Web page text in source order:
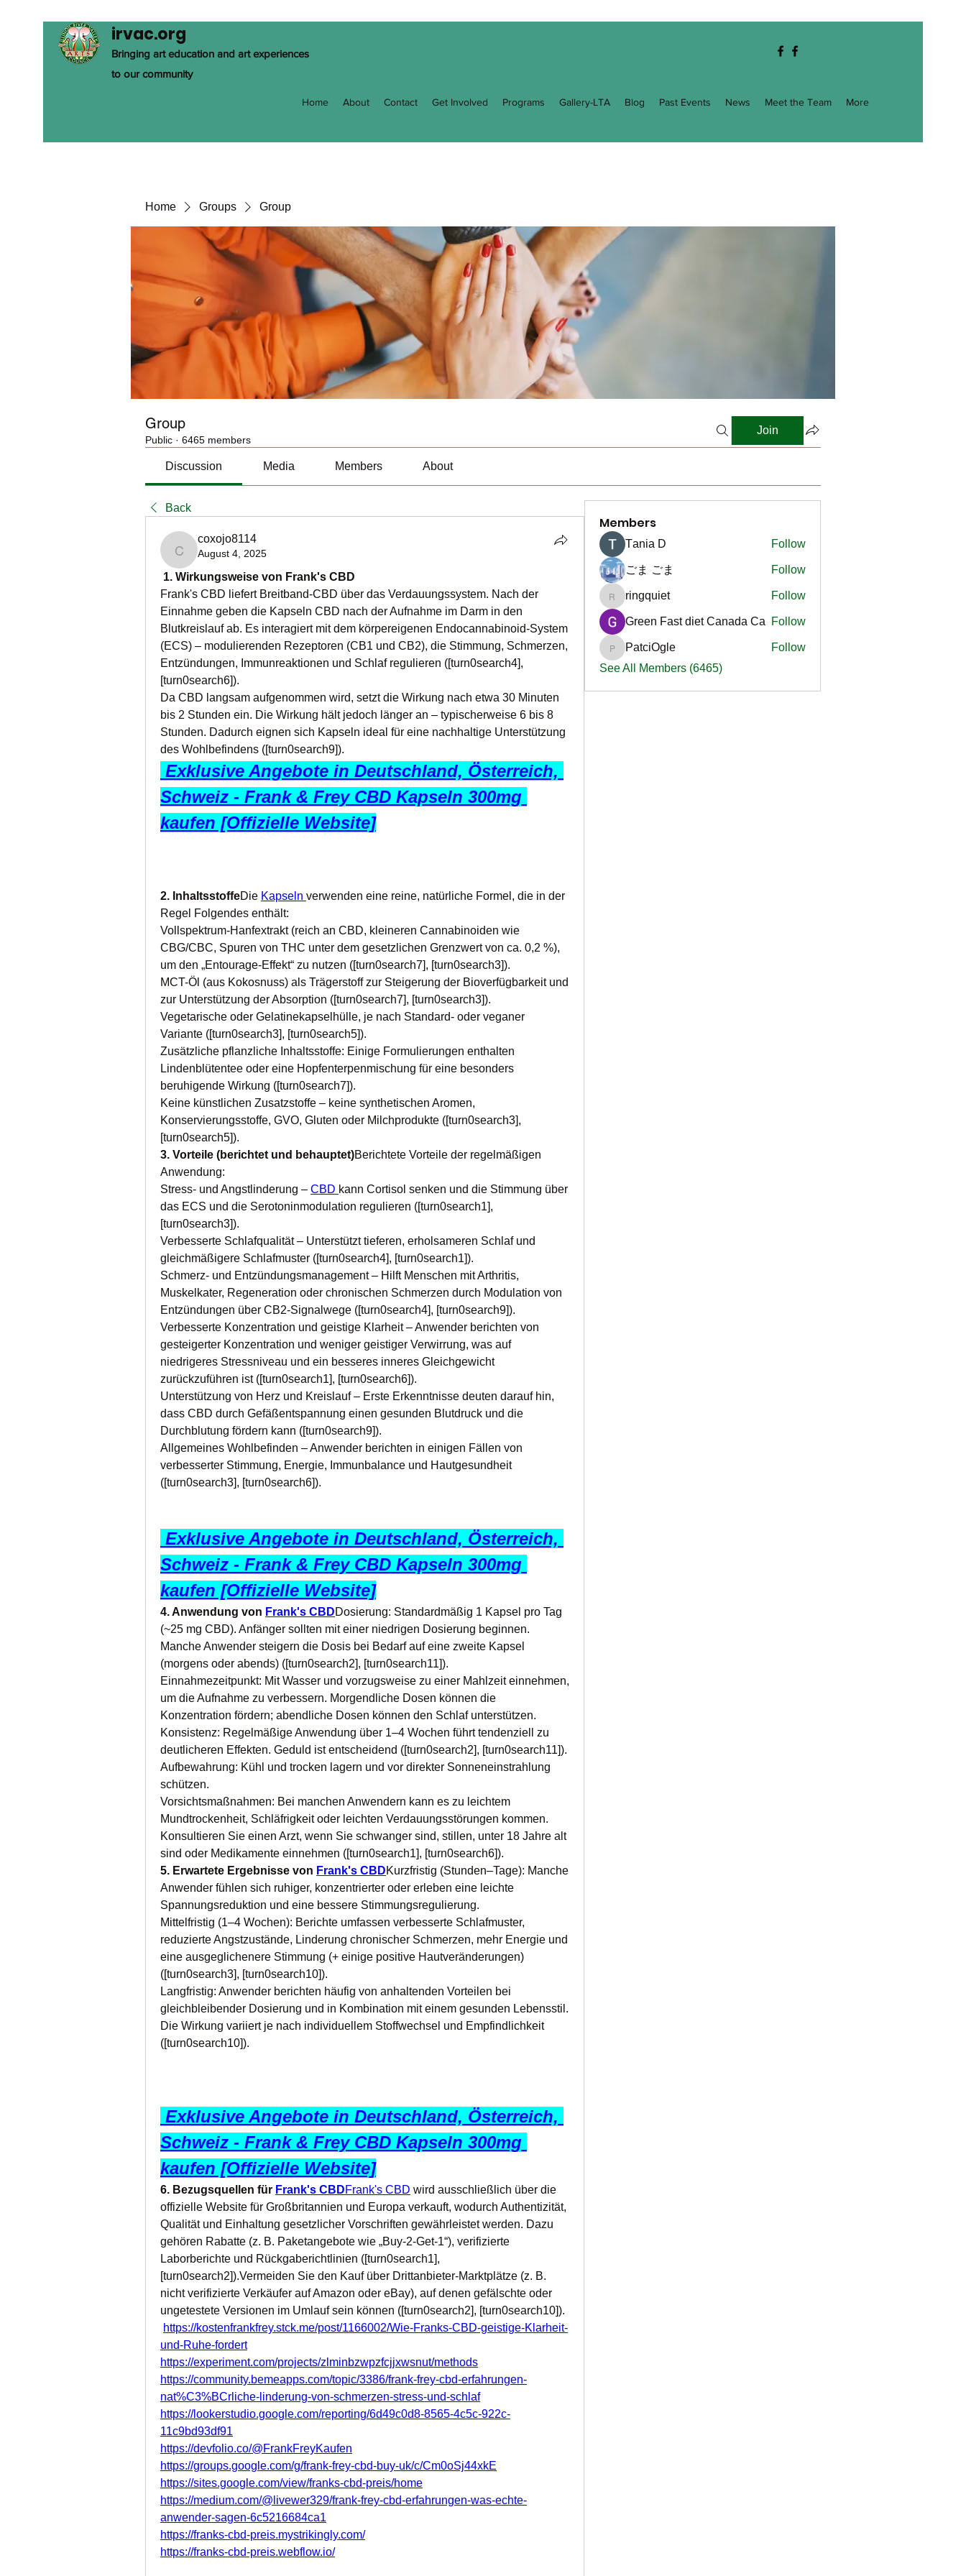
irvac.org
Bringing art education and art experiences
to our community
Home About Contact Get Involved Programs Gallery-LTA Blog Past Events News Meet the Team More
Home Groups Group
Group
Public · 6465 members
Join
Discussion Media Members About
Back
coxojo8114
coxojo8114
August 4, 2025
1. Wirkungsweise von Frank's CBD
Frank's CBD liefert Breitband-CBD über das Verdauungssystem. Nach der
Einnahme geben die Kapseln CBD nach der Aufnahme im Darm in den
Blutkreislauf ab. Es interagiert mit dem körpereigenen Endocannabinoid-System
(ECS) – modulierenden Rezeptoren (CB1 und CB2), die Stimmung, Schmerzen,
Entzündungen, Immunreaktionen und Schlaf regulieren ([turn0search4],
[turn0search6]).
Da CBD langsam aufgenommen wird, setzt die Wirkung nach etwa 30 Minuten
bis 2 Stunden ein. Die Wirkung hält jedoch länger an – typischerweise 6 bis 8
Stunden. Dadurch eignen sich Kapseln ideal für eine nachhaltige Unterstützung
des Wohlbefindens ([turn0search9]).
Exklusive Angebote in Deutschland, Österreich,
Schweiz - Frank & Frey CBD Kapseln 300mg
kaufen [Offizielle Website]
2. InhaltsstoffeDie Kapseln verwenden eine reine, natürliche Formel, die in der
Regel Folgendes enthält:
Vollspektrum-Hanfextrakt (reich an CBD, kleineren Cannabinoiden wie
CBG/CBC, Spuren von THC unter dem gesetzlichen Grenzwert von ca. 0,2 %),
um den „Entourage-Effekt“ zu nutzen ([turn0search7], [turn0search3]).
MCT-Öl (aus Kokosnuss) als Trägerstoff zur Steigerung der Bioverfügbarkeit und
zur Unterstützung der Absorption ([turn0search7], [turn0search3]).
Vegetarische oder Gelatinekapselhülle, je nach Standard- oder veganer
Variante ([turn0search3], [turn0search5]).
Zusätzliche pflanzliche Inhaltsstoffe: Einige Formulierungen enthalten
Lindenblütentee oder eine Hopfenterpenmischung für eine besonders
beruhigende Wirkung ([turn0search7]).
Keine künstlichen Zusatzstoffe – keine synthetischen Aromen,
Konservierungsstoffe, GVO, Gluten oder Milchprodukte ([turn0search3],
[turn0search5]).
3. Vorteile (berichtet und behauptet)Berichtete Vorteile der regelmäßigen
Anwendung:
Stress- und Angstlinderung – CBD kann Cortisol senken und die Stimmung über
das ECS und die Serotoninmodulation regulieren ([turn0search1],
[turn0search3]).
Verbesserte Schlafqualität – Unterstützt tieferen, erholsameren Schlaf und
gleichmäßigere Schlafmuster ([turn0search4], [turn0search1]).
Schmerz- und Entzündungsmanagement – Hilft Menschen mit Arthritis,
Muskelkater, Regeneration oder chronischen Schmerzen durch Modulation von
Entzündungen über CB2-Signalwege ([turn0search4], [turn0search9]).
Verbesserte Konzentration und geistige Klarheit – Anwender berichten von
gesteigerter Konzentration und weniger geistiger Verwirrung, was auf
niedrigeres Stressniveau und ein besseres inneres Gleichgewicht
zurückzuführen ist ([turn0search1], [turn0search6]).
Unterstützung von Herz und Kreislauf – Erste Erkenntnisse deuten darauf hin,
dass CBD durch Gefäßentspannung einen gesunden Blutdruck und die
Durchblutung fördern kann ([turn0search9]).
Allgemeines Wohlbefinden – Anwender berichten in einigen Fällen von
verbesserter Stimmung, Energie, Immunbalance und Hautgesundheit
([turn0search3], [turn0search6]).
Exklusive Angebote in Deutschland, Österreich,
Schweiz - Frank & Frey CBD Kapseln 300mg
kaufen [Offizielle Website]
4. Anwendung von Frank's CBDDosierung: Standardmäßig 1 Kapsel pro Tag
(~25 mg CBD). Anfänger sollten mit einer niedrigen Dosierung beginnen.
Manche Anwender steigern die Dosis bei Bedarf auf eine zweite Kapsel
(morgens oder abends) ([turn0search2], [turn0search11]).
Einnahmezeitpunkt: Mit Wasser und vorzugsweise zu einer Mahlzeit einnehmen,
um die Aufnahme zu verbessern. Morgendliche Dosen können die
Konzentration fördern; abendliche Dosen können den Schlaf unterstützen.
Konsistenz: Regelmäßige Anwendung über 1–4 Wochen führt tendenziell zu
deutlicheren Effekten. Geduld ist entscheidend ([turn0search2], [turn0search11]).
Aufbewahrung: Kühl und trocken lagern und vor direkter Sonneneinstrahlung
schützen.
Vorsichtsmaßnahmen: Bei manchen Anwendern kann es zu leichtem
Mundtrockenheit, Schläfrigkeit oder leichten Verdauungsstörungen kommen.
Konsultieren Sie einen Arzt, wenn Sie schwanger sind, stillen, unter 18 Jahre alt
sind oder Medikamente einnehmen ([turn0search1], [turn0search6]).
5. Erwartete Ergebnisse von Frank's CBDKurzfristig (Stunden–Tage): Manche
Anwender fühlen sich ruhiger, konzentrierter oder erleben eine leichte
Spannungsreduktion und eine bessere Stimmungsregulierung.
Mittelfristig (1–4 Wochen): Berichte umfassen verbesserte Schlafmuster,
reduzierte Angstzustände, Linderung chronischer Schmerzen, mehr Energie und
eine ausgeglichenere Stimmung (+ einige positive Hautveränderungen)
([turn0search3], [turn0search10]).
Langfristig: Anwender berichten häufig von anhaltenden Vorteilen bei
gleichbleibender Dosierung und in Kombination mit einem gesunden Lebensstil.
Die Wirkung variiert je nach individuellem Stoffwechsel und Empfindlichkeit
([turn0search10]).
Exklusive Angebote in Deutschland, Österreich,
Schweiz - Frank & Frey CBD Kapseln 300mg
kaufen [Offizielle Website]
6. Bezugsquellen für Frank's CBDFrank's CBD wird ausschließlich über die
offizielle Website für Großbritannien und Europa verkauft, wodurch Authentizität,
Qualität und Einhaltung gesetzlicher Vorschriften gewährleistet werden. Dazu
gehören Rabatte (z. B. Paketangebote wie „Buy-2-Get-1“), verifizierte
Laborberichte und Rückgaberichtlinien ([turn0search1],
[turn0search2]).Vermeiden Sie den Kauf über Drittanbieter-Marktplätze (z. B.
nicht verifizierte Verkäufer auf Amazon oder eBay), auf denen gefälschte oder
ungetestete Versionen im Umlauf sein können ([turn0search2], [turn0search10]).
https://kostenfrankfrey.stck.me/post/1166002/Wie-Franks-CBD-geistige-Klarheit-
und-Ruhe-fordert
https://experiment.com/projects/zlminbzwpzfcjjxwsnut/methods
https://community.bemeapps.com/topic/3386/frank-frey-cbd-erfahrungen-
nat%C3%BCrliche-linderung-von-schmerzen-stress-und-schlaf
https://lookerstudio.google.com/reporting/6d49c0d8-8565-4c5c-922c-
11c9bd93df91
https://devfolio.co/@FrankFreyKaufen
https://groups.google.com/g/frank-frey-cbd-buy-uk/c/Cm0oSj44xkE
https://sites.google.com/view/franks-cbd-preis/home
https://medium.com/@livewer329/frank-frey-cbd-erfahrungen-was-echte-
anwender-sagen-6c5216684ca1
https://franks-cbd-preis.mystrikingly.com/
https://franks-cbd-preis.webflow.io/
Members
Тania D Follow
ごま ごま Follow
ringquiet
ringquiet Follow
Green Fast diet Canada Ca Follow
PatciOgle
PatciOgle
Follow
See All Members (6465)